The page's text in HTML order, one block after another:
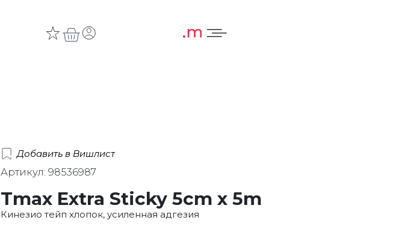
Добавить в Вишлист
Артикул: 98536987
Tmax Extra Sticky 5cm x 5m
Кинезио тейп хлопок, усиленная адгезия